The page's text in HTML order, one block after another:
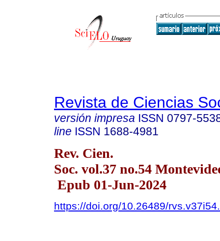
Revista de Ciencias
versión impresa ISSN 0797-
line ISSN 1688-4981
Rev. Cien.
Soc. vol.37 no.54
Epub 01-Jun-2024
https://doi.org/10.26489/